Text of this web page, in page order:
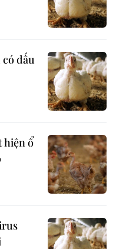
có dấu
hiện ổ